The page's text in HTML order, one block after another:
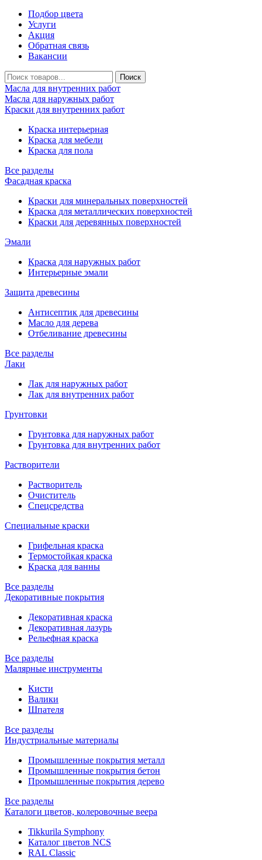
Подбор цвета
Услуги
Акция
Обратная связь
Вакансии
Масла для внутренних работ
Масла для наружных работ
Краски для внутренних работ
Краска интерьерная
Краска для мебели
Краска для пола
Все разделы
Фасадная краска
Краски для минеральных поверхностей
Краска для металлических поверхностей
Краски для деревянных поверхностей
Эмали
Краска для наружных работ
Интерьерные эмали
Защита древесины
Антисептик для древесины
Масло для дерева
Отбеливание древесины
Все разделы
Лаки
Лак для наружных работ
Лак для внутренних работ
Грунтовки
Грунтовка для наружных работ
Грунтовка для внутренних работ
Растворители
Растворитель
Очиститель
Спецсредства
Специальные краски
Грифельная краска
Термостойкая краска
Краска для ванны
Все разделы
Декоративные покрытия
Декоративная краска
Декоративная лазурь
Рельефная краска
Все разделы
Малярные инструменты
Кисти
Валики
Шпателя
Все разделы
Индустриальные материалы
Промышленные покрытия металл
Промышленные покрытия бетон
Промышленные покрытия дерево
Все разделы
Каталоги цветов, колеровочные веера
Tikkurila Symphony
Каталог цветов NCS
RAL Classic